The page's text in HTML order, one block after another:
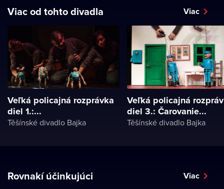
Viac od tohto divadla Viac
Veľká policajná rozprávka
diel 1.:...
Těšínské divadlo Bajka
Veľká policajná
diel 3.: Čarovanie...
Těšínské divadlo Bajka
Rovnakí účinkujúci Viac